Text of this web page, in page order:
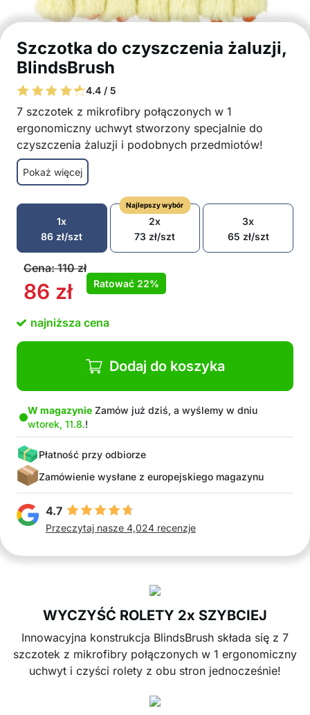
Szczotka do czyszczenia żaluzji,
BlindsBrush
4.4 / 5
7 szczotek z mikrofibry połączonych w 1
ergonomiczny uchwyt stworzony specjalnie do
czyszczenia żaluzji i podobnych przedmiotów!
BlindsBrush czyści jednocześnie 6 rzędów żaluzji,
zarówno na górze, jak i na dole, i pozostawia je
idealnie czyste za jednym przeciągnięciem!
2x szybsze czyszczenie
Czyści obie strony rolet jednocześnie
Ergonomiczny uchwyt do bezpiecznego
czyszczenia
Miękkie, ale skuteczne pędzle z mikrofibry
Uniwersalne zastosowanie: żaluzje okienne,
Zmywalny i wielokrotnego użytku
Pakiet zawiera: 1x BlindsStar
Pokaż więcej
1x
86 zł/szt
Najlepszy wybór
2x
73 zł/szt
3x
65 zł/szt
Cena:110zł
86 zł Ratować 22%
najniższa cena
Dodaj do koszyka
W magazynie Zamów już dziś, a wyślemy w dniu
wtorek, 11.8.!
Płatność przy odbiorze
Zamówienie wysłane z europejskiego magazynu
4.7
Przeczytaj nasze 4,024 recenzje
WYCZYŚĆ ROLETY 2x SZYBCIEJ
Innowacyjna konstrukcja BlindsBrush składa się z 7
szczotek z mikrofibry połączonych w 1 ergonomiczny
uchwyt i czyści rolety z obu stron jednocześnie!